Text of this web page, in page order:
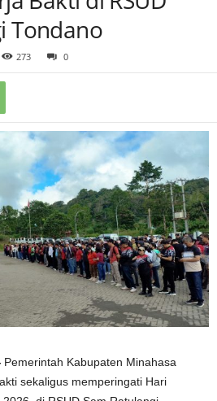
Tondano
273 0
Pemerintah Kabupaten Minahasa
sekaligus memperingati Hari